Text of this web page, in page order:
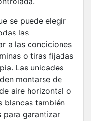
se puede elegir
las
a las condiciones
o tiras fijadas
Las unidades
montarse de
aire horizontal o
blancas también
para garantizar